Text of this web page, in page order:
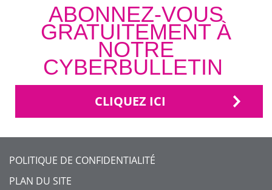
ABONNEZ-VOUS
GRATUITEMENT À
NOTRE
CYBERBULLETIN
CLIQUEZ ICI
FOOTER
MENU
POLITIQUE DE CONFIDENTIALITÉ
PLAN DU SITE